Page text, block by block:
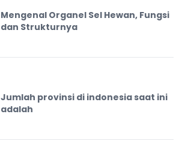
Mengenal Organel Sel Hewan, Fungsi
dan Strukturnya
Jumlah provinsi di indonesia saat ini
adalah